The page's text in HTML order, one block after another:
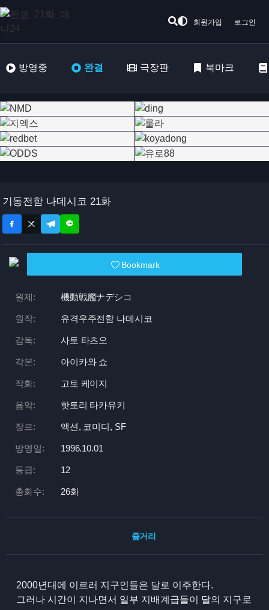
회원가입 로그인
방영중 완결 극장판 북마크
기동전함 나데시코 21화
Bookmark
원제: 機動戦艦ナデシコ
원작: 유격우주전함 나데시코
감독: 사토 타츠오
각본: 아이카와 쇼
작화: 고토 케이지
음악: 핫토리 타카유키
장르: 액션, 코미디, SF
방영일: 1996.10.01
등급: 12
총화수: 26화
줄거리
2000년대에 이르러 지구인들은 달로 이주한다.
그러나 시간이 지나면서 일부 지배계급들이 달의 지구로